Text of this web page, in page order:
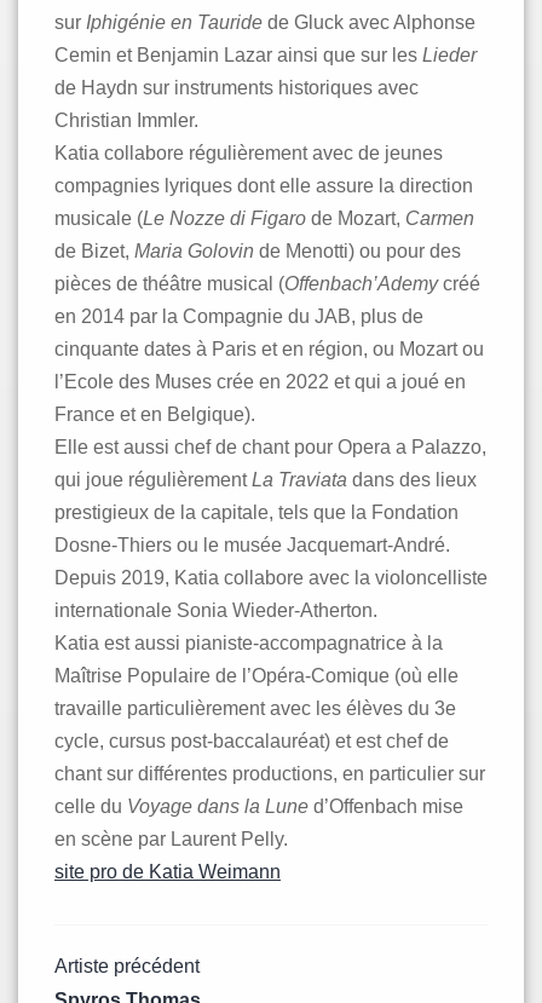
sur Iphigénie en Tauride de Gluck avec Alphonse
Cemin et Benjamin Lazar ainsi que sur les Lieder
de Haydn sur instruments historiques avec
Christian Immler.
Katia collabore régulièrement avec de jeunes
compagnies lyriques dont elle assure la direction
musicale (Le Nozze di Figaro de Mozart, Carmen
de Bizet, Maria Golovin de Menotti) ou pour des
pièces de théâtre musical (Offenbach’Ademycréé
en 2014 par la Compagnie du JAB, plus de
cinquante dates à Paris et en région, ou Mozart ou
l’Ecole des Muses crée en 2022 et qui a joué en
France et en Belgique).
Elle est aussi chef de chant pour Opera a Palazzo,
qui joue régulièrementLa Traviata dans des lieux
prestigieux de la capitale, tels que la Fondation
Dosne-Thiers ou le musée Jacquemart-André.
Depuis 2019, Katia collabore avec la violoncelliste
internationale Sonia Wieder-Atherton.
Katia est aussi pianiste-accompagnatrice à la
Maîtrise Populaire de l’Opéra-Comique (où elle
travaille particulièrement avec les élèves du 3e
cycle, cursus post-baccalauréat) et est chef de
chant sur différentes productions, en particulier sur
celle du Voyage dans la Lune d’Offenbach mise
en scène par Laurent Pelly.
site pro de Katia Weimann
Navigation
Artiste précédent